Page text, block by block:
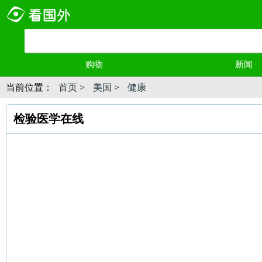
购物 新闻
当前位置： 首页 > 美国 > 健康
检验医学在线